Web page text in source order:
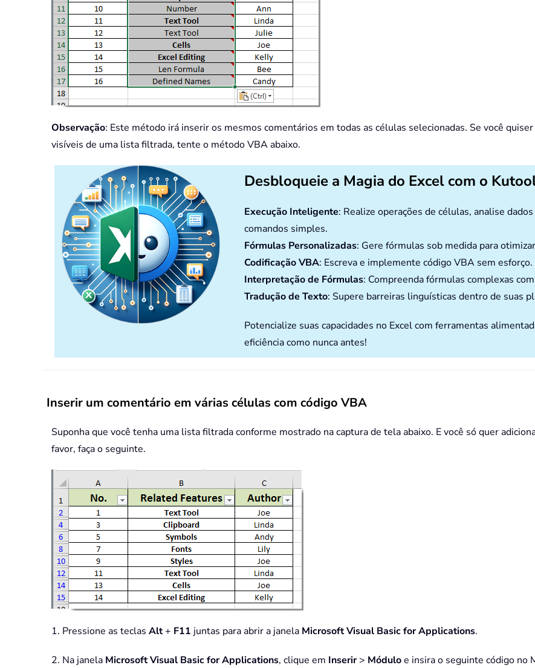
Observação: Este método irá inserir os mesmos comentários em todas as células selecionadas. Se você
visíveis de uma lista filtrada, tente o método VBA abaixo.
Desbloqueie a Magia do Excel com o
Execução Inteligente: Realize operações de células, analise
comandos simples.
Fórmulas Personalizadas: Gere fórmulas sob medida para
Codificação VBA: Escreva e implemente código VBA sem esforço.
Interpretação de Fórmulas: Compreenda fórmulas complexas
Tradução de Texto: Supere barreiras linguísticas dentro de suas
Potencialize suas capacidades no Excel com ferramentas
eficiência como nunca antes!
Inserir um comentário em várias células com código VBA
Suponha que você tenha uma lista filtrada conforme mostrado na captura de tela abaixo. E você só quer
favor, faça o seguinte.
1. Pressione as teclas Alt+ F11 juntas para abrir a janela Microsoft Visual Basic for Applications.
2. Na janela Microsoft Visual Basic for Applications, clique em Inserir> Móduloe insira o seguinte código no